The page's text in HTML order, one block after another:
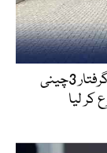
انسانی اعضا کی غیر قانونی فروخت کا کیس ، گرفتار 3چینی
لیا